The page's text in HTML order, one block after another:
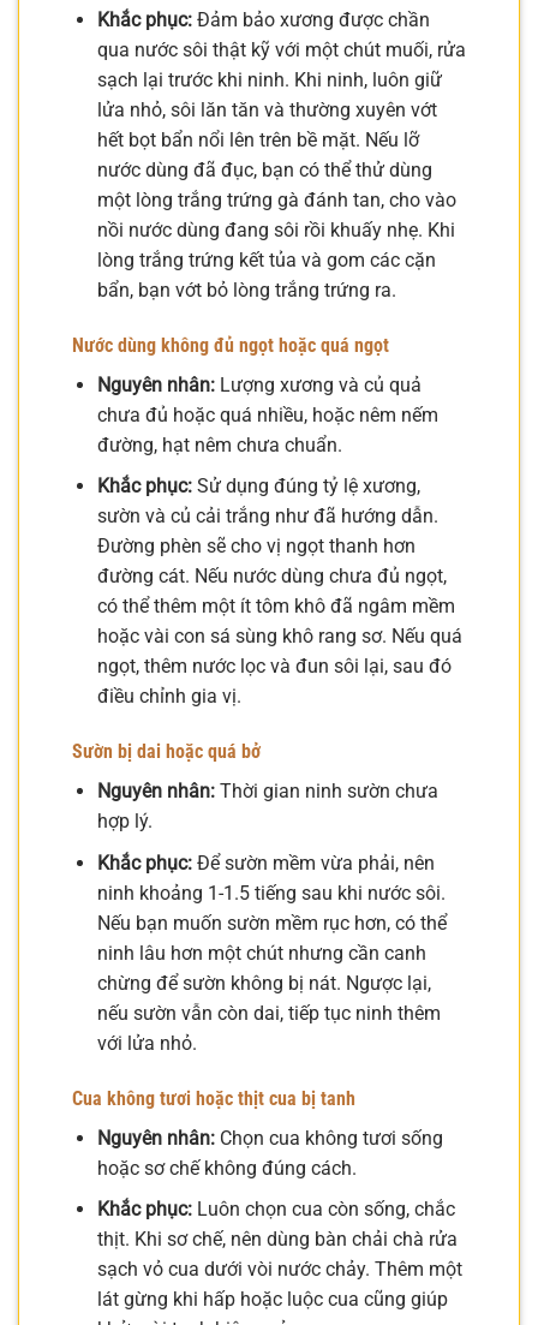
Khắc phục:Đảm bảo xương được chần
qua nước sôi thật kỹ với một chút muối, rửa
sạch lại trước khi ninh. Khi ninh, luôn giữ
lửa nhỏ, sôi lăn tăn và thường xuyên vớt
hết bọt bẩn nổi lên trên bề mặt. Nếu lỡ
nước dùng đã đục, bạn có thể thử dùng
một lòng trắng trứng gà đánh tan, cho vào
nồi nước dùng đang sôi rồi khuấy nhẹ. Khi
lòng trắng trứng kết tủa và gom các cặn
bẩn, bạn vớt bỏ lòng trắng trứng ra.
Nước dùng không đủ ngọt hoặc quá ngọt
Nguyên nhân:Lượng xương và củ quả
chưa đủ hoặc quá nhiều, hoặc nêm nếm
đường, hạt nêm chưa chuẩn.
Khắc phục:Sử dụng đúng tỷ lệ xương,
sườn và củ cải trắng như đã hướng dẫn.
Đường phèn sẽ cho vị ngọt thanh hơn
đường cát. Nếu nước dùng chưa đủ ngọt,
có thể thêm một ít tôm khô đã ngâm mềm
hoặc vài con sá sùng khô rang sơ. Nếu quá
ngọt, thêm nước lọc và đun sôi lại, sau đó
điều chỉnh gia vị.
Sườn bị dai hoặc quá bở
Nguyên nhân:Thời gian ninh sườn chưa
hợp lý.
Khắc phục:Để sườn mềm vừa phải, nên
ninh khoảng 1-1.5 tiếng sau khi nước sôi.
Nếu bạn muốn sườn mềm rục hơn, có thể
ninh lâu hơn một chút nhưng cần canh
chừng để sườn không bị nát. Ngược lại,
nếu sườn vẫn còn dai, tiếp tục ninh thêm
với lửa nhỏ.
Cua không tươi hoặc thịt cua bị tanh
Nguyên nhân:Chọn cua không tươi sống
hoặc sơ chế không đúng cách.
Khắc phục:Luôn chọn cua còn sống, chắc
thịt. Khi sơ chế, nên dùng bàn chải chà rửa
sạch vỏ cua dưới vòi nước chảy. Thêm một
lát gừng khi hấp hoặc luộc cua cũng giúp